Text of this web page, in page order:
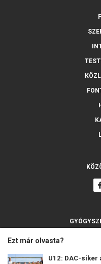
Ezt már olvasta?
U12: DAC-